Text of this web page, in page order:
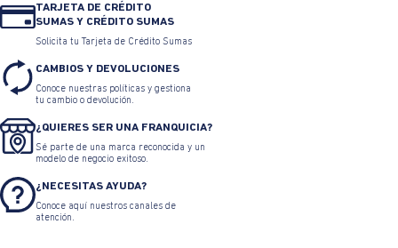
TARJETA DE CRÉDITO
SUMAS Y CRÉDITO SUMAS
Solicita tu Tarjeta de Crédito Sumas
CAMBIOS Y DEVOLUCIONES
Conoce nuestras políticas y gestiona
tu cambio o devolución.
¿QUIERES SER UNA FRANQUICIA?
Sé parte de una marca reconocida y un
modelo de negocio exitoso.
¿NECESITAS AYUDA?
Conoce aquí nuestros canales de
atención.